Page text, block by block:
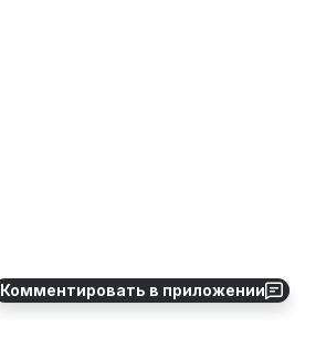
Комментировать в приложении